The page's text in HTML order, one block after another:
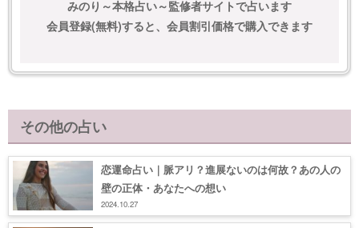
みのり～本格占い～監修者サイトで占います
会員登録(無料)すると、会員割引価格で購入できます
その他の占い
恋運命占い｜脈アリ？進展ないのは何故？あの人の
壁の正体・あなたへの想い
2024.10.27